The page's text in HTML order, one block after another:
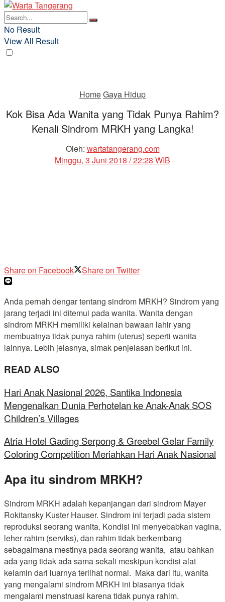
No Result
View All Result
HomeGaya Hidup
Kok Bisa Ada Wanita yang Tidak Punya Rahim?
Kenali Sindrom MRKH yang Langka!
Oleh: wartatangerang.com
Minggu, 3 Juni 2018 / 22:28 WIB
Share on Facebook Share on Twitter
Anda pernah dengar tentang sindrom MRKH? Sindrom yang
jarang terjadi ini ditemui pada wanita. Wanita dengan
sindrom MRKH memiliki kelainan bawaan lahir yang
membuatnya tidak punya rahim (uterus) seperti wanita
lainnya. Lebih jelasnya, simak penjelasan berikut ini.
READ ALSO
Hari Anak Nasional 2026, Santika Indonesia
Mengenalkan Dunia Perhotelan ke Anak-Anak SOS
Children’s Villages
Atria Hotel Gading Serpong & Greebel Gelar Family
Coloring Competition Meriahkan Hari Anak Nasional
Apa itu sindrom MRKH?
Sindrom MRKH adalah kepanjangan dari sindrom Mayer
Rokitansky Kuster Hauser. Sindrom ini terjadi pada sistem
reproduksi seorang wanita. Kondisi ini menyebabkan vagina,
leher rahim (serviks), dan rahim tidak berkembang
sebagaimana mestinya pada seorang wanita, atau bahkan
ada yang tidak ada sama sekali meskipun kondisi alat
kelamin dari luarnya terlihat normal. Maka dari itu, wanita
yang mengalami sindrom MRKH ini biasanya tidak
mengalami menstruasi karena tidak punya rahim.